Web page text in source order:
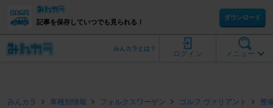
記事を保存していつでも見られる！
ダウンロード
メニュー
ログイン
みんカラとは？
みんカラ 車種別情報 フォルクスワーゲン ゴルフ ヴァリアント 整